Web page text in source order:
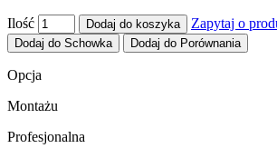
Ilość Dodaj do koszyka Zapytaj o
Dodaj do Schowka Dodaj do Porównania
Opcja
Montażu
Profesjonalna